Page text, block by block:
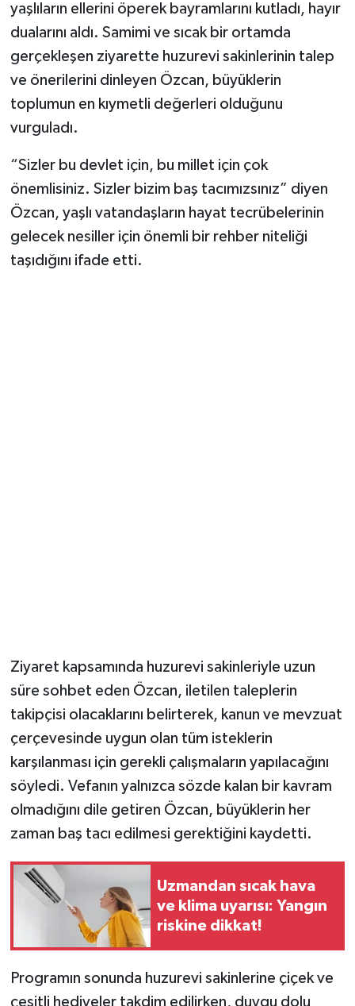
yaşlıların ellerini öperek bayramlarını kutladı, hayır
dualarını aldı. Samimi ve sıcak bir ortamda
gerçekleşen ziyarette huzurevi sakinlerinin talep
ve önerilerini dinleyen Özcan, büyüklerin
toplumun en kıymetli değerleri olduğunu
vurguladı.
“Sizler bu devlet için, bu millet için çok
önemlisiniz. Sizler bizim baş tacımızsınız” diyen
Özcan, yaşlı vatandaşların hayat tecrübelerinin
gelecek nesiller için önemli bir rehber niteliği
taşıdığını ifade etti.
Ziyaret kapsamında huzurevi sakinleriyle uzun
süre sohbet eden Özcan, iletilen taleplerin
takipçisi olacaklarını belirterek, kanun ve mevzuat
çerçevesinde uygun olan tüm isteklerin
karşılanması için gerekli çalışmaların yapılacağını
söyledi. Vefanın yalnızca sözde kalan bir kavram
olmadığını dile getiren Özcan, büyüklerin her
zaman baş tacı edilmesi gerektiğini kaydetti.
Uzmandan sıcak hava
ve klima uyarısı: Yangın
riskine dikkat!
Programın sonunda huzurevi sakinlerine çiçek ve
çeşitli hediyeler takdim edilirken, duygu dolu